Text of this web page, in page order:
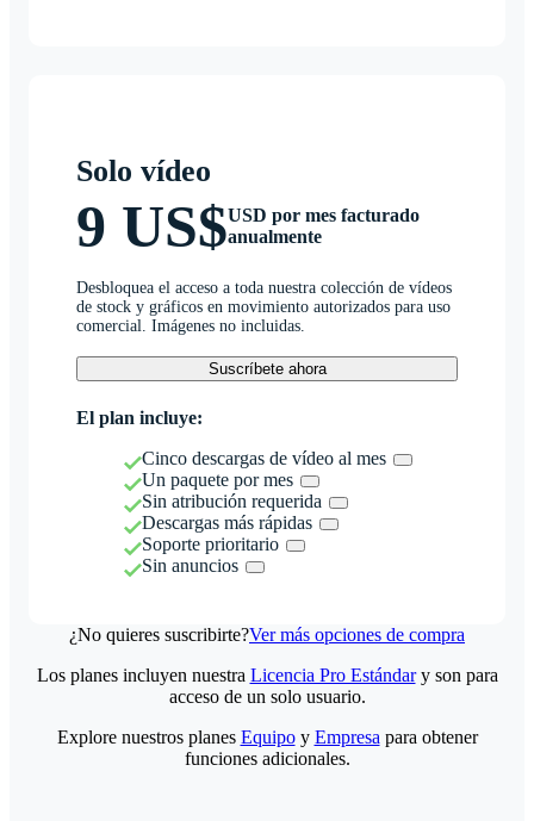
Solo vídeo
9 US$USD por mes facturado
anualmente
Desbloquea el acceso a toda nuestra colección de vídeos
de stock y gráficos en movimiento autorizados para uso
comercial. Imágenes no incluidas.
Suscríbete ahora
El plan incluye:
Cinco descargas de vídeo al mes
Un paquete por mes
Sin atribución requerida
Descargas más rápidas
Soporte prioritario
Sin anuncios
¿No quieres suscribirte?Ver más opciones de compra
Los planes incluyen nuestra Licencia Pro Estándary son para
acceso de un solo usuario.
Explore nuestros planes Equipoy Empresa para obtener
funciones adicionales.